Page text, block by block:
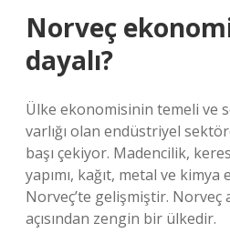
Norveç
dayalı?
Ülke ekonomisinin temeli ve
varlığı olan endüstriyel
başı çekiyor. Madencilik,
yapımı, kağıt, metal ve
Norveç’te gelişmiştir. Norveç
açısından zengin bir ülkedir.